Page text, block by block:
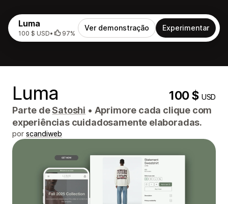
Luma
100 $ USD• 97%
Ver demonstração Experimentar
Luma 100 $USD
Parte deSatoshi • Aprimore cada clique com
experiências cuidadosamente elaboradas.
por scandiweb